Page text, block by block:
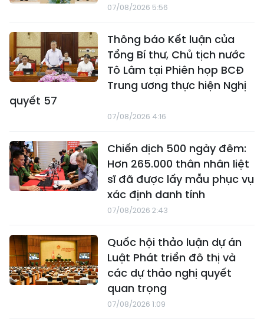
07/08/2026 5:56
Thông báo Kết luận của
Tổng Bí thư, Chủ tịch nước
Tô Lâm tại Phiên họp BCĐ
Trung ương thực hiện Nghị
quyết 57
07/08/2026 4:16
Chiến dịch 500 ngày đêm:
Hơn 265.000 thân nhân liệt
sĩ đã được lấy mẫu phục vụ
xác định danh tính
07/08/2026 2:43
Quốc hội thảo luận dự án
Luật Phát triển đô thị và
các dự thảo nghị quyết
quan trọng
07/08/2026 1:09